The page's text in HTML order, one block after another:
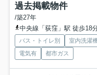
過去掲載物件
/築27年
中央線「荻窪」駅 徒歩18
バス・トイレ別 室内洗濯
電気有
都市ガス